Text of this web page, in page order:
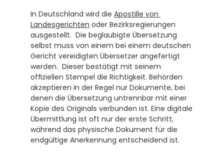
In Deutschland wird die Apostille von
Landesgerichten oder Bezirksregierungen
ausgestellt.  Die beglaubigte Übersetzung
selbst muss von einem bei einem deutschen
Gericht vereidigten Übersetzer angefertigt
werden.  Dieser bestätigt mit seinem
offiziellen Stempel die Richtigkeit. Behörden
akzeptieren in der Regel nur Dokumente, bei
denen die Übersetzung untrennbar mit einer
Kopie des Originals verbunden ist. Eine digitale
Übermittlung ist oft nur der erste Schritt,
während das physische Dokument für die
endgültige Anerkennung entscheidend ist.